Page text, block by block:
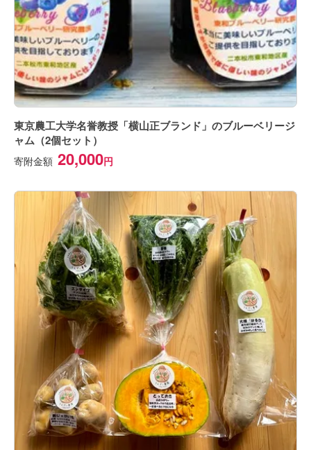
東京農工大学名誉教授「横山正ブランド」のブルーベリージ
ャム（2個セット）
寄附金額 20,000